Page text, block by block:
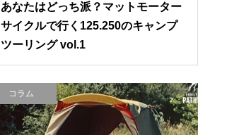
あなたはどっち派？マットモーター
サイクルで行く125.250のキャンプ
ツーリング vol.1
コラム